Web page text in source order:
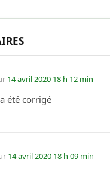
14 avril 2020 18 h 12 min
été corrigé
14 avril 2020 18 h 09 min